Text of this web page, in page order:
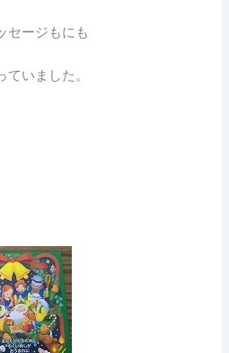
セージもにも
いました。